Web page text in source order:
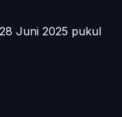
28 Juni 2025 pukul